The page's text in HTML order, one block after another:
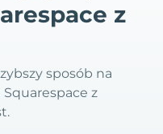
z
sposób na
z